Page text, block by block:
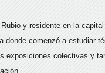
y residente en la
donde comenzó a estudiar
exposiciones colectivas y